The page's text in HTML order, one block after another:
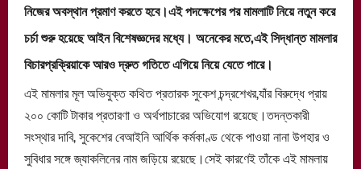
নিজের অবস্থান প্রমাণ করতে হবে।এই পদক্ষেপের পর মামলাটি নিয়ে নতুন করে
চর্চা শুরু হয়েছে আইন বিশেষজ্ঞদের মধ্যে। অনেকের মতে,এই সিদ্ধান্ত মামলার
বিচারপ্রক্রিয়াকে আরও দ্রুত গতিতে এগিয়ে নিয়ে যেতে পারে।
এই মামলার মূল অভিযুক্ত কথিত প্রতারক সুকেশ চন্দ্রশেখর,যাঁর বিরুদ্ধে প্রায়
২০০ কোটি টাকার প্রতারণা ও অর্থপাচারের অভিযোগ রয়েছে।তদন্তকারী
সংস্থার দাবি, সুকেশের বেআইনি আর্থিক কর্মকাণ্ড থেকে পাওয়া নানা উপহার ও
সুবিধার সঙ্গে জ্যাকলিনের নাম জড়িয়ে রয়েছে।সেই কারণেই তাঁকে এই মামলায়